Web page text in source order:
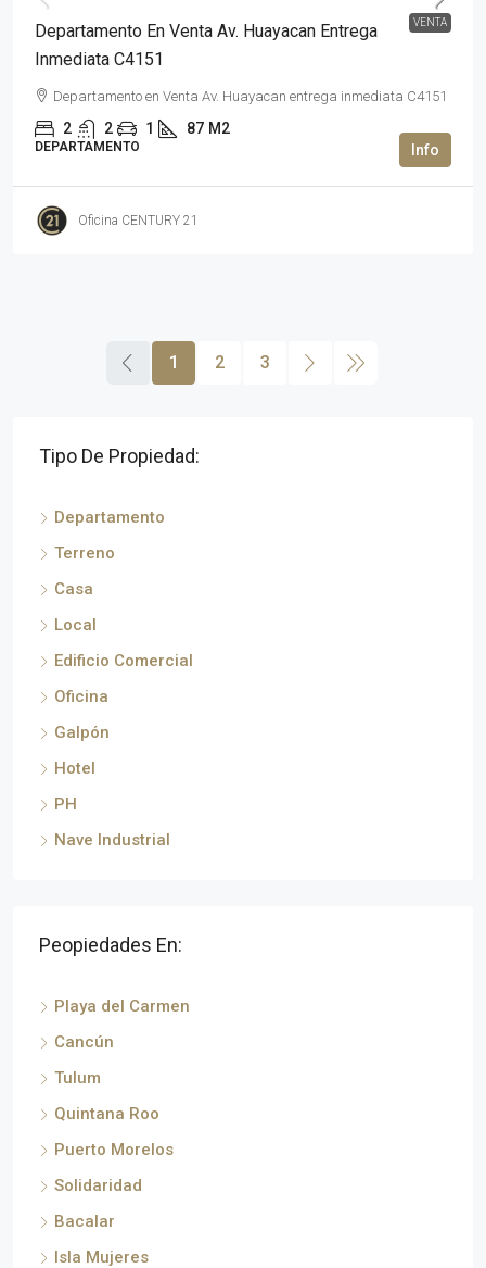
VENTA
Departamento En Venta Av. Huayacan Entrega
Inmediata C4151
Departamento en Venta Av. Huayacan entrega inmediata C4151
2 2 1 87 M2
DEPARTAMENTO
Oficina CENTURY 21
1 2 3
Tipo De Propiedad:
Departamento
Terreno
Casa
Local
Edificio Comercial
Oficina
Galpón
Hotel
PH
Nave Industrial
Peopiedades En:
Playa del Carmen
Cancún
Tulum
Quintana Roo
Puerto Morelos
Solidaridad
Bacalar
Isla Mujeres